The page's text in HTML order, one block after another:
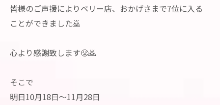
皆様のご声援によりベリー店、おかげさまで7位に入る
ことができました🙇
心より感謝致します😤🙇
そこで
明日10月18日〜11月28日